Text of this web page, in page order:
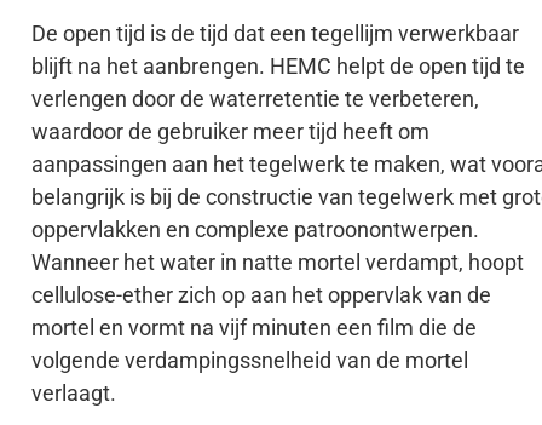
De open tijd is de tijd dat een tegellijm verwerkbaar
blijft na het aanbrengen. HEMC helpt de open tijd te
verlengen door de waterretentie te verbeteren,
waardoor de gebruiker meer tijd heeft om
aanpassingen aan het tegelwerk te maken, wat
belangrijk is bij de constructie van tegelwerk met
oppervlakken en complexe patroonontwerpen.
Wanneer het water in natte mortel verdampt, hoopt
cellulose-ether zich op aan het oppervlak van de
mortel en vormt na vijf minuten een film die de
volgende verdampingssnelheid van de mortel
verlaagt.